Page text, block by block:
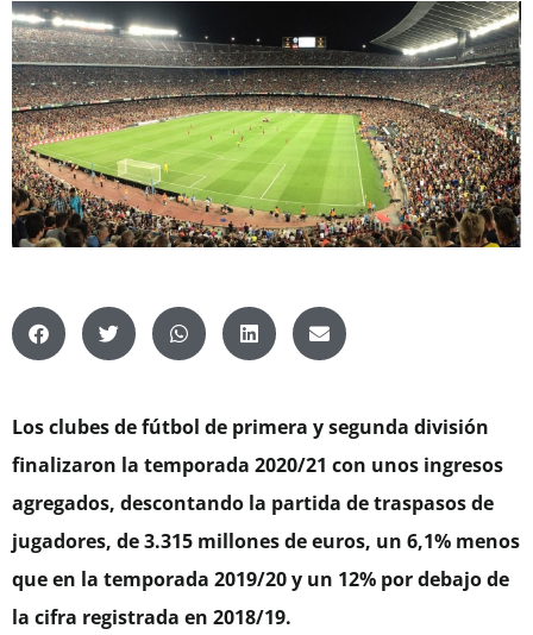
Los clubes de fútbol de primera y segunda división
finalizaron la temporada 2020/21 con unos ingresos
agregados, descontando la partida de traspasos de
jugadores, de 3.315 millones de euros, un 6,1% menos
que en la temporada 2019/20 y un 12% por debajo de
la cifra registrada en 2018/19.